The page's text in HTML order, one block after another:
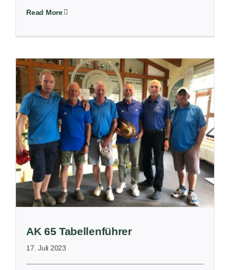
Read More
AK 65 Tabellenführer
17. Juli 2023